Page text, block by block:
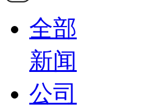
全部
新闻
公司